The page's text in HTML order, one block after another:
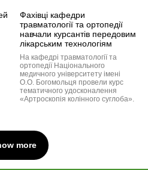
Фахівці кафедри
травматології та ортопедії
навчали курсантів передовим
лікарським технологіям
На кафедрі травматології та
ортопедії Національного
медичного університету імені
О.О. Богомольця провели курс
тематичного удосконалення
«Артроскопія колінного суглоба».
more